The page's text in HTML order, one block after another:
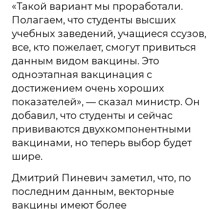
«Такой вариант мы проработали.
Полагаем, что студенты высших
учебных заведений, учащиеся ссузов,
все, кто пожелает, смогут привиться
данным видом вакцины. Это
одноэтапная вакцинация с
достижением очень хороших
показателей», — сказал министр. Он
добавил, что студенты и сейчас
прививаются двухкомпонентными
вакцинами, но теперь выбор будет
шире.
Дмитрий Пиневич заметил, что, по
последним данным, векторные
вакцины имеют более